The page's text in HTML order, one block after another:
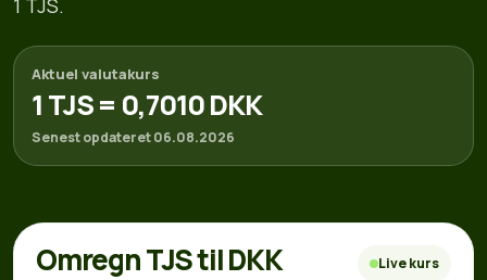
1 TJS.
Aktuel valutakurs
1 TJS = 0,7010 DKK
Senest opdateret 06.08.2026
Omregn TJS til DKK Live kurs